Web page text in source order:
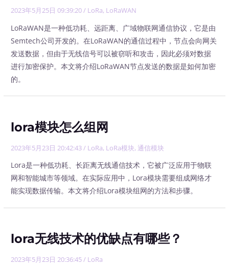
2023年5月25日 09:39:20/ LoRa, LoRaWAN
LoRaWAN是一种低功耗、远距离、广域物联网通信协议，它是由
Semtech公司开发的。在LoRaWAN的通信过程中，节点会向网关
发送数据，但由于无线信号可以被窃听和攻击，因此必须对数据
进行加密保护。本文将介绍LoRaWAN节点发送的数据是如何加密
的。
lora模块怎么组网
2023年5月23日 20:42:43/ LoRa, LoRa模块, 通信模块
Lora是一种低功耗、长距离无线通信技术，它被广泛应用于物联
网和智能城市等领域。在实际应用中，Lora模块需要组成网络才
能实现数据传输。本文将介绍Lora模块组网的方法和步骤。
lora无线技术的优缺点有哪些？
2023年5月23日 20:36:45/ LoRa